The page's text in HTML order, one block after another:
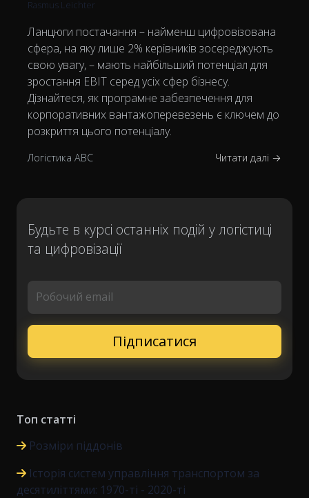
Rasmus Leichter
Ланцюги постачання – найменш цифровізована
сфера, на яку лише 2% керівників зосереджують
свою увагу, – мають найбільший потенціал для
зростання EBIT серед усіх сфер бізнесу.
Дізнайтеся, як програмне забезпечення для
корпоративних вантажоперевезень є ключем до
розкриття цього потенціалу.
Логістика ABC Читати далі →
Будьте в курсі останніх подій у логістиці
та цифровізації
Робочий email
Топ статті
Розміри піддонів
Історія систем управління транспортом за
десятиліттями: 1970-ті - 2020-ті